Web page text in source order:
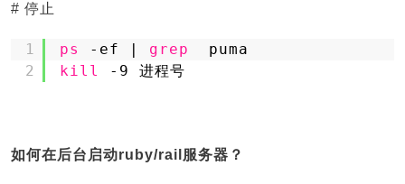
# 停止
1
2
ps -ef | grep
puma
kill
-9 进程号
如何在后台启动ruby/rail服务器？